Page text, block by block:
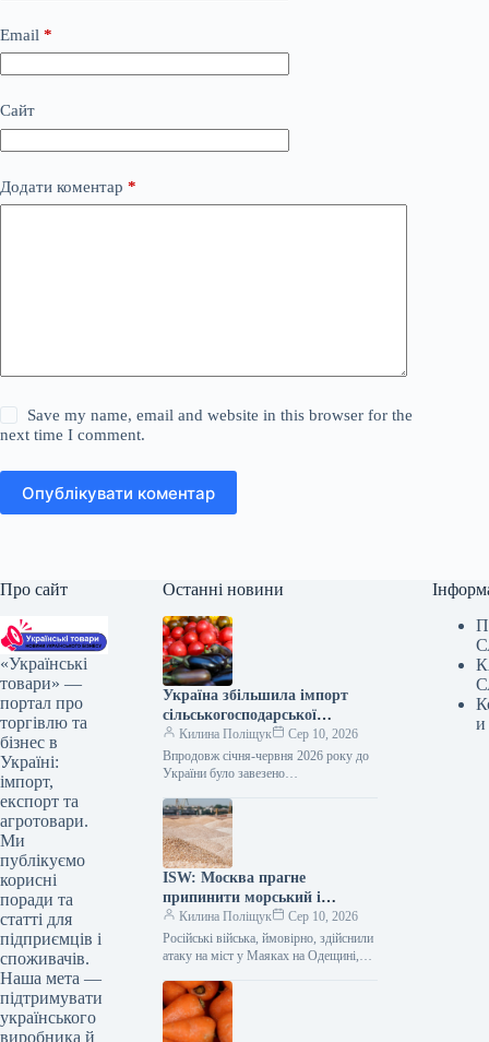
Email *
Сайт
Додати коментар *
Save my name, email and website in this browser for the
next time I comment.
Опублікувати коментар
Про сайт
«Українські
товари» —
портал про
торгівлю та
бізнес в
Україні:
імпорт,
експорт та
агротовари.
Ми
публікуємо
корисні
поради та
статті для
підприємців і
споживачів.
Наша мета —
підтримувати
українського
виробника й
Останні новини
Україна збільшила імпорт
сільськогосподарської
продукції на 8% – ІАЕ
Килина Поліщук
Сер 10, 2026
Впродовж січня-червня 2026 року до
України було завезено
суму 4,704 млрд доларів США, що на
8% перевищує…
ISW: Москва прагне
припинити морський і
сухопутний експорт України.
Килина Поліщук
Сер 10, 2026
Російські війська, ймовірно, здійснили
атаку на міст у Маяках на Одещині,
українського зерна та іншої продукції
через…
и